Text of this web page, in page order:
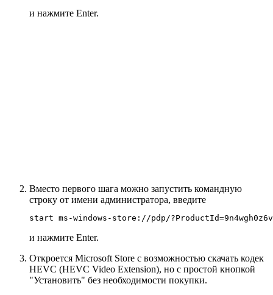
и нажмите Enter.
Вместо первого шага можно запустить командную
строку от имени администратора, введите
start ms-windows-store://pdp/
и нажмите Enter.
Откроется Microsoft Store с возможностью скачать кодек
HEVC (HEVC Video Extension), но с простой кнопкой
"Установить" без необходимости покупки.